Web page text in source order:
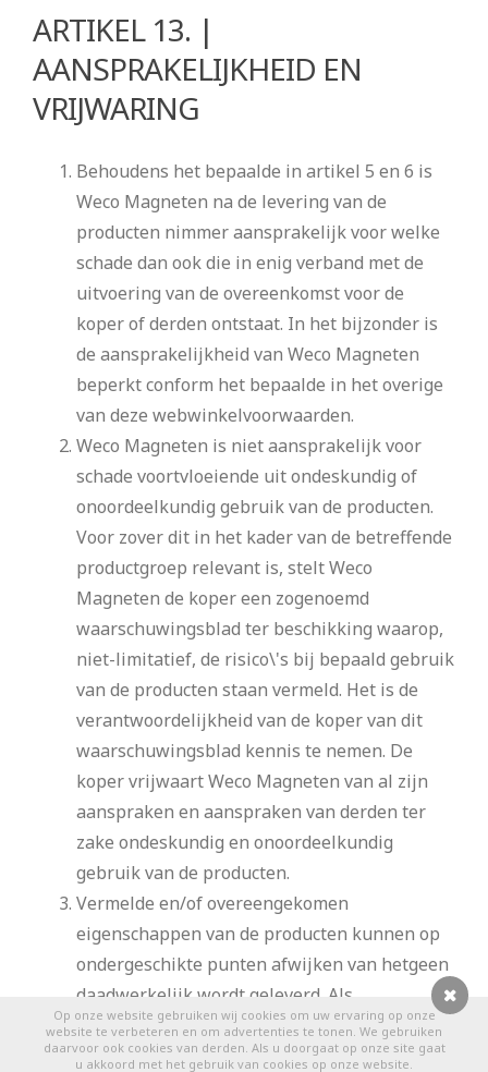
0
ARTIKEL 13. |
AANSPRAKELIJKHEID EN
VRIJWARING
Behoudens het bepaalde in artikel 5 en 6 is
Weco Magneten na de levering van de
producten nimmer aansprakelijk voor welke
schade dan ook die in enig verband met de
uitvoering van de overeenkomst voor de
koper of derden ontstaat. In het bijzonder is
de aansprakelijkheid van Weco Magneten
beperkt conform het bepaalde in het overige
van deze webwinkelvoorwaarden.
Weco Magneten is niet aansprakelijk voor
schade voortvloeiende uit ondeskundig of
onoordeelkundig gebruik van de producten.
Voor zover dit in het kader van de betreffende
productgroep relevant is, stelt Weco
Magneten de koper een zogenoemd
waarschuwingsblad ter beschikking waarop,
niet-limitatief, de risico\'s bij bepaald gebruik
van de producten staan vermeld. Het is de
verantwoordelijkheid van de koper van dit
waarschuwingsblad kennis te nemen. De
koper vrijwaart Weco Magneten van al zijn
aanspraken en aanspraken van derden ter
zake ondeskundig en onoordeelkundig
gebruik van de producten.
Vermelde en/of overeengekomen
eigenschappen van de producten kunnen op
ondergeschikte punten afwijken van hetgeen
daadwerkelijk wordt geleverd. Als
ondergeschikte punten worden aangemerkt
alle geringe afwijkingen in eigenschappen
Op onze website gebruiken wij cookies om uw ervaring op onze
website te verbeteren en om advertenties te tonen. We gebruiken
daarvoor ook cookies van derden. Als u doorgaat op onze site gaat
u akkoord met het gebruik van cookies op onze website.